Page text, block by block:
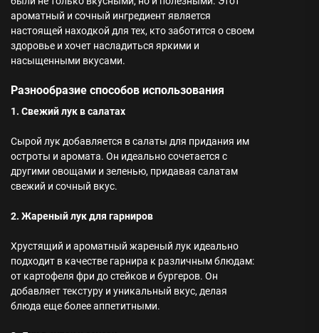
ароматный и сочный ингредиент является
настоящей находкой для тех, кто заботится о своем
здоровье и хочет насладиться яркими и
насыщенными вкусами.
Разнообразие способов использования
1. Свежий лук в салатах
Сырой лук добавляется в салаты для придания им
остроты и аромата. Он идеально сочетается с
другими овощами и зеленью, придавая салатам
свежий и сочный вкус.
2. Жареный лук для гарниров
Хрустящий и ароматный жареный лук идеально
подходит в качестве гарнира к различным блюдам:
от картофеля фри до стейков и бургеров. Он
добавляет текстуру и уникальный вкус, делая
блюда еще более аппетитными.